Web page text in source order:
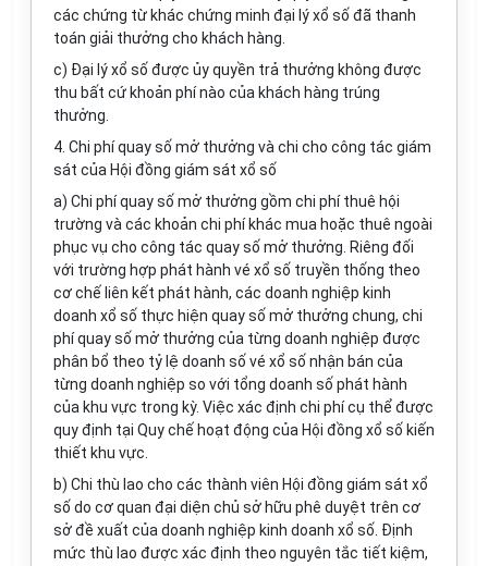
các chứng từ khác chứng minh đại lý xổ số đã thanh
toán giải thưởng cho khách hàng.
c) Đại lý xổ số được ủy quyền trả thưởng không được
thu bất cứ khoản phí nào của khách hàng trúng
thưởng.
4. Chi phí quay số mở thưởng và chi cho công tác giám
sát của Hội đồng giám sát xổ số
a) Chi phí quay số mở thưởng gồm chi phí thuê hội
trường và các khoản chi phí khác mua hoặc thuê ngoài
phục vụ cho công tác quay số mở thưởng. Riêng đối
với trường hợp phát hành vé xổ số truyền thống theo
cơ chế liên kết phát hành, các doanh nghiệp kinh
doanh xổ số thực hiện quay số mở thưởng chung, chi
phí quay số mở thưởng của từng doanh nghiệp được
phân bổ theo tỷ lệ doanh số vé xổ số nhận bán của
từng doanh nghiệp so với tổng doanh số phát hành
của khu vực trong kỳ. Việc xác định chi phí cụ thểđược
quy định tại Quy chế hoạt động của Hội đồng xổ số kiến
thiết khu vực.
b) Chi thù lao cho các thành viên Hội đồng giám sát xổ
số do cơ quan đại diện chủ sở hữu phê duyệt trên cơ
sở đề xuất của doanh nghiệp kinh doanh xổ số. Định
mức thù lao được xác định theo nguyên tắc tiết kiệm,